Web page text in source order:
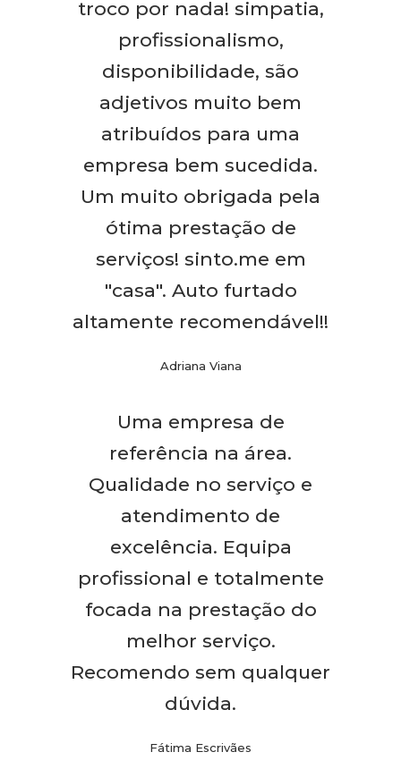
troco por nada! simpatia,
profissionalismo,
disponibilidade, são
adjetivos muito bem
atribuídos para uma
empresa bem sucedida.
Um muito obrigada pela
ótima prestação de
serviços! sinto.me em
"casa". Auto furtado
altamente recomendável!!
Adriana Viana
Uma empresa de
referência na área.
Qualidade no serviço e
atendimento de
excelência. Equipa
profissional e totalmente
focada na prestação do
melhor serviço.
Recomendo sem qualquer
dúvida.
Fátima Escrivães